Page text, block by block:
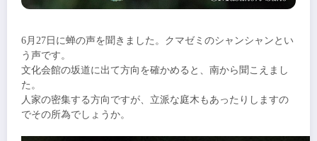
6月27日に蝉の声を聞きました。クマゼミのシャンシャンとい
う声です。
文化会館の坂道に出て方向を確かめると、南から聞こえまし
た。
人家の密集する方向ですが、立派な庭木もあったりしますの
でその所為でしょうか。